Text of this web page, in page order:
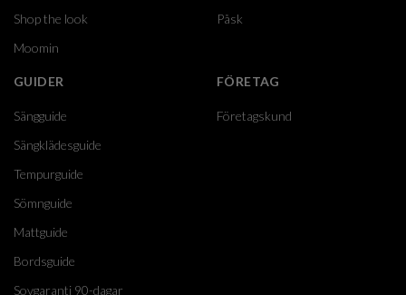
Shop the look
Moomin
Påsk
GUIDER
Sängguide
Sängklädesguide
Tempurguide
Sömnguide
Mattguide
Bordsguide
Sovgaranti 90-dagar
FÖRETAG
Företagskund